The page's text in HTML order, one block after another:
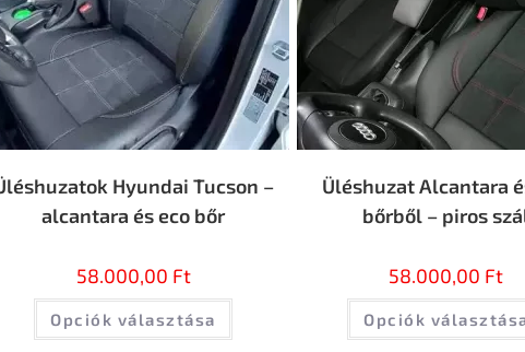
Hyundai Tucson –
alcantara és eco bőr
58.000,00 Ft
Opciók választása
Üléshuzat Alcantara
bőrből – piros
58.000,00 Ft
Opciók